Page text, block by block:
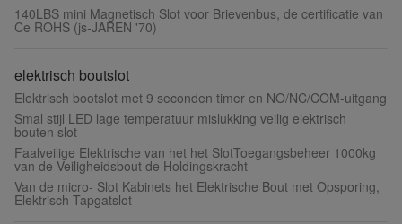
140LBS mini Magnetisch Slot voor Brievenbus, de certificatie van
Ce ROHS (js-JAREN '70)
elektrisch boutslot
Elektrisch bootslot met 9 seconden timer en NO/NC/COM-uitgang
Smal stijl LED lage temperatuur mislukking veilig elektrisch
bouten slot
Faalveilige Elektrische van het het SlotToegangsbeheer 1000kg
van de Veiligheidsbout de Holdingskracht
Van de micro- Slot Kabinets het Elektrische Bout met Opsporing,
Elektrisch Tapgatslot